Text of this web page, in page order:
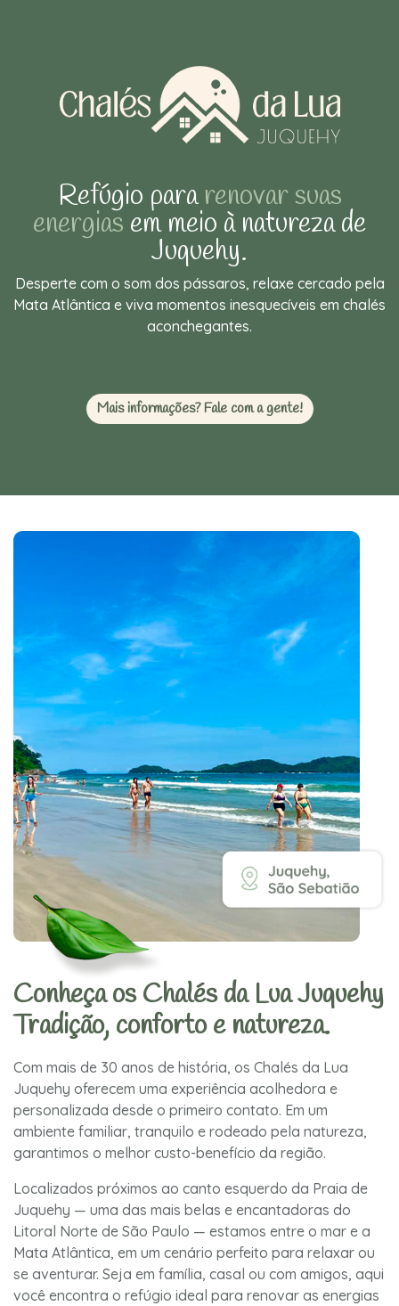
Refúgio pararenovar suas
energias em meio à natureza de
Juquehy.
Desperte com o som dos pássaros, relaxe cercado pela
Mata Atlântica e viva momentos inesquecíveis em chalés
aconchegantes.
Mais informações? Fale com a gente!
Conheça os Chalés da Lua Juquehy
Tradição, conforto e natureza.
Com mais de 30 anos de história, os Chalés da Lua
Juquehy oferecem uma experiência acolhedora e
personalizada desde o primeiro contato. Em um
ambiente familiar, tranquilo e rodeado pela natureza,
garantimos o melhor custo-benefício da região.
Localizados próximos ao canto esquerdo da Praia de
Juquehy — uma das mais belas e encantadoras do
Litoral Norte de São Paulo — estamos entre o mar e a
Mata Atlântica, em um cenário perfeito para relaxar ou
se aventurar. Seja em família, casal ou com amigos, aqui
você encontra o refúgio ideal para renovar as energias